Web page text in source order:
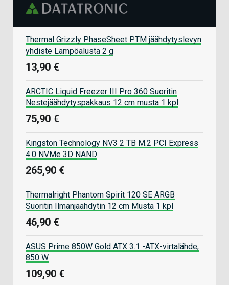
Thermal Grizzly PhaseSheet PTM jäähdytyslevyn
yhdiste Lämpöalusta 2 g
13,90 €
ARCTIC Liquid Freezer III Pro 360 Suoritin
Nestejäähdytyspakkaus 12 cm musta 1 kpl
75,90 €
Kingston Technology NV3 2 TB M.2 PCI Express
4.0 NVMe 3D NAND
265,90 €
Thermalright Phantom Spirit 120 SE ARGB
Suoritin Ilmanjäähdytin 12 cm Musta 1 kpl
46,90 €
ASUS Prime 850W Gold ATX 3.1 -ATX-virtalähde,
850 W
109,90 €